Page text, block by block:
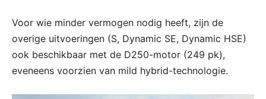
Voor wie minder vermogen nodig heeft, zijn de
overige uitvoeringen (S, Dynamic SE, Dynamic HSE)
ook beschikbaar met de D250-motor (249 pk),
eveneens voorzien van mild hybrid-technologie.